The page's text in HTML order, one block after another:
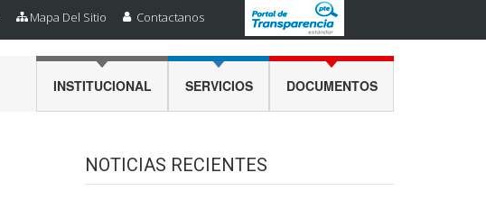
Mapa Del Sitio Contactanos
INSTITUCIONAL SERVICIOS DOCUMENTOS
NOTICIAS RECIENTES